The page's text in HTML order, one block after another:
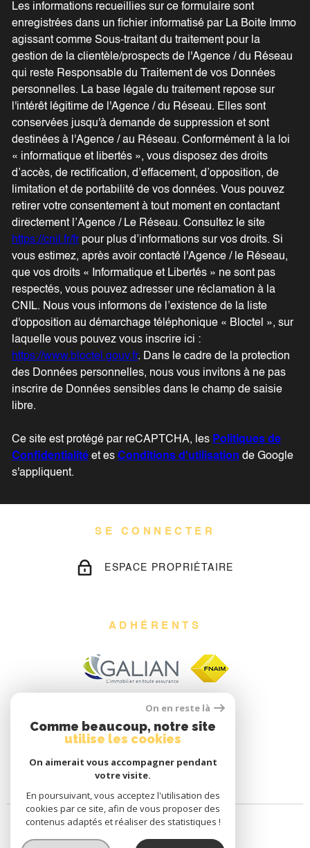
Les informations recueillies sur ce formulaire sont
enregistrées dans un fichier informatisé par La Boite Immo
agissant comme Sous-traitant du traitement pour la
gestion de la clientèle/prospects de l'Agence / du Réseau
qui reste Responsable du Traitement de vos Données
personnelles. La base légale du traitement repose sur
l'intérêt légitime de l'Agence / du Réseau. Elles sont
conservées jusqu'à demande de suppression et sont
destinées à l'Agence / au Réseau. Conformément à la loi
« informatique et libertés », vous disposez des droits
d’accès, de rectification, d’effacement, d’opposition, de
limitation et de portabilité de vos données. Vous pouvez
retirer votre consentement à tout moment en contactant
directement l’Agence / Le Réseau. Consultez le site
https://cnil.fr/frpour plus d’informations sur vos droits. Si
vous estimez, après avoir contacté l'Agence / le Réseau,
que vos droits « Informatique et Libertés » ne sont pas
respectés, vous pouvez adresser une réclamation à la
CNIL. Nous vous informons de l’existence de la liste
d'opposition au démarchage téléphonique « Bloctel », sur
laquelle vous pouvez vous inscrire ici :
https://www.bloctel.gouv.fr. Dans le cadre de la protection
des Données personnelles, nous vous invitons à ne pas
inscrire de Données sensibles dans le champ de saisie
libre.
Ce site est protégé par reCAPTCHA, les Politiques de
Confidentialité et es Conditions d'utilisation de Google
s'appliquent.
SE CONNECTER
ESPACE PROPRIÉTAIRE
ADHÉRENTS
On en reste là
Comme beaucoup, notre site
utilise les cookies
On aimerait vous accompagner pendant
votre visite.
En poursuivant, vous acceptez l'utilisation des
cookies par ce site, afin de vous proposer des
contenus adaptés et réaliser des statistiques !